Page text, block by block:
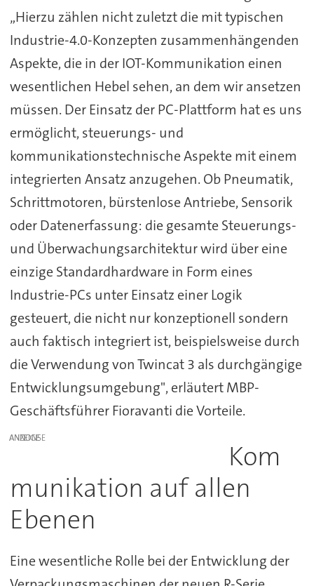
„Hierzu zählen nicht zuletzt die mit typischen
Industrie-4.0-Konzepten zusammenhängenden
Aspekte, die in der IOT-Kommunikation einen
wesentlichen Hebel sehen, an dem wir ansetzen
müssen. Der Einsatz der PC-Plattform hat es uns
ermöglicht, steuerungs- und
kommunikationstechnische Aspekte mit einem
integrierten Ansatz anzugehen. Ob Pneumatik,
Schrittmotoren, bürstenlose Antriebe, Sensorik
oder Datenerfassung: die gesamte Steuerungs-
und Überwachungsarchitektur wird über eine
einzige Standardhardware in Form eines
Industrie-PCs unter Einsatz einer Logik
gesteuert, die nicht nur konzeptionell sondern
auch faktisch integriert ist, beispielsweise durch
die Verwendung von Twincat 3 als durchgängige
Entwicklungsumgebung", erläutert MBP-
Geschäftsführer Fioravanti die Vorteile.
ANZEIGE
Kom
munikation auf allen
Ebenen
Eine wesentliche Rolle bei der Entwicklung der